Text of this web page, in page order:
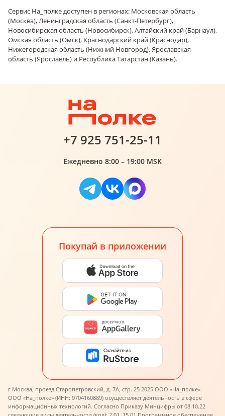
Сервис На_полке доступен в регионах: Московская область
(Москва), Ленинградская область (Санкт-Петербург),
Новосибирская область (Новосибирск), Алтайский край (Барнаул),
Омская область (Омск), Краснодарский край (Краснодар),
Нижегородская область (Нижний Новгород), Ярославская
область (Ярославль) и Республика Татарстан (Казань).
+7 925 751-25-11
Ежедневно 8:00 – 19:00 MSK
Покупай в приложении
г Москва, проезд Старопетровский, д. 7А, стр. 25 2025 ООО «На_полке».
ООО «На_полке» (ИНН: 9704160889) осуществляет деятельность в сфере
информационных технологий. Согласно Приказу Минцифры от 08.10.22